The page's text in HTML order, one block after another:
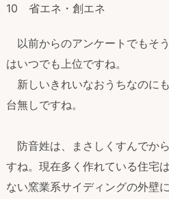
10 省エネ・創エネ
以前からのアンケートでもそ
はいつでも上位ですね。
新しいきれいなおうちなのに
台無しですね。
防音姓は、まさしくすんでか
すね。現在多く作れている住宅
ない窯業系サイディングの外壁